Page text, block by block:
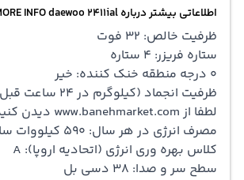
اطلاعاتی بیشتر درباره MORE INFO daewoo 2411ial
ظرفیت خالص: 32 فوت
ستاره فریزر: 4 ستاره
0 درجه منطقه خنک کننده: خیر
ظرفیت انجماد (کیلوگرم در 24 ساعت قبل): 4
لطفا از www.banehmarket.com دیدن کنید
مصرف انرژی در هر سال: 590 کیلووات ساعت
کلاس بهره وری انرژی (اتحادیه اروپا): A
سطح سر و صدا: 38 دسی بل